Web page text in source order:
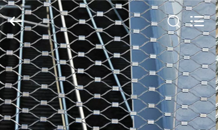
ДОМ
ПРОДУКТЫ
О
Anping
Yuntong
Metal
Mesh
Co.,
Ltd..
All
Rights
Reserved.